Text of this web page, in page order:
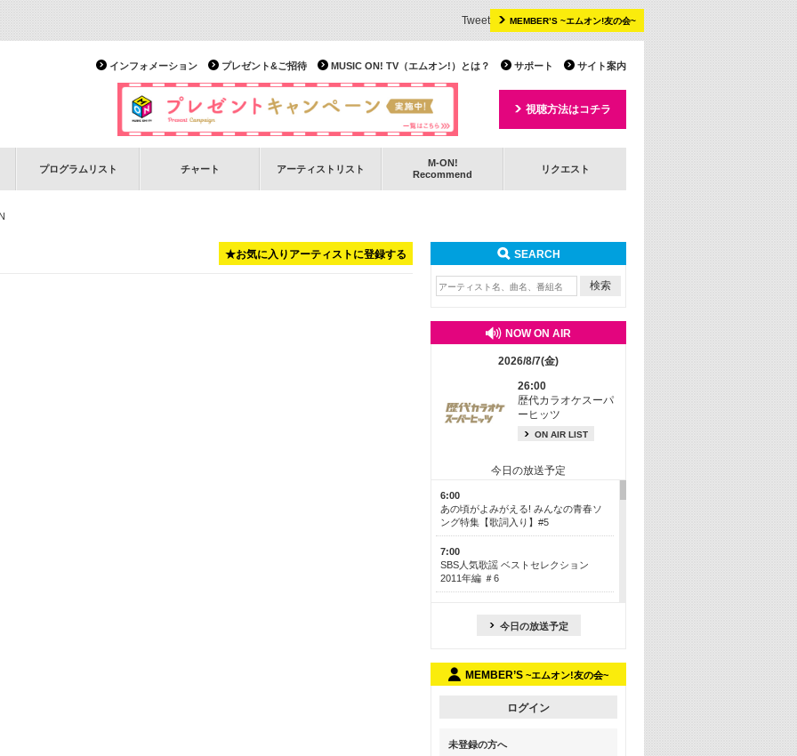
MEMBER’S ~エムオン!友の会~
Tweet
サイト案内
サポート
MUSIC ON! TV（エムオン!）とは？
プレゼント&ご招待
インフォメーション
視聴方法はコチラ
プログラムリスト チャート アーティストリスト
M-ON!
Recommend
リクエスト
★お気に入りアーティストに登録する SEARCH
NOW ON AIR
2026/8/7(金)
26:00
歴代カラオケスーパ
ーヒッツ
ON AIR LIST
今日の放送予定
6:00
あの頃がよみがえる! みんなの青春ソ
ング特集【歌詞入り】#5
7:00
SBS人気歌謡 ベストセレクション
2011年編 ＃6
今も昔も愛される鉄板カラオケメドレ
ー【歌詞入り】 一挙5時間！
13:30
Apple Music カウントダウン 20
今日の放送予定
MEMBER’S ~エムオン!友の会~
ログイン
未登録の方へ